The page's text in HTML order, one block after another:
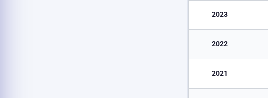
2023
2022
2021